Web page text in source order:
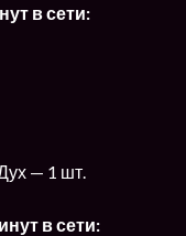
в сети:
— 1 шт.
в сети: